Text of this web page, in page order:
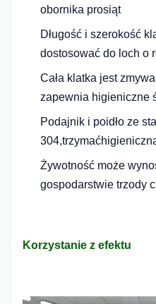
obornika prosiąt
Długość i szerokość
dostosować do loch o
Cała klatka jest
zapewnia higieniczne
Podajnik i poidło ze
304,trzymać
Żywotność może
gospodarstwie trzody
Korzystanie z efektu